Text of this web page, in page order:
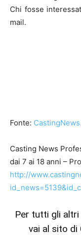
Chi fosse
mail.
Fonte:
Casting News
dai 7 ai 18 anni –
http://
Per tutti gli
vai al sito di